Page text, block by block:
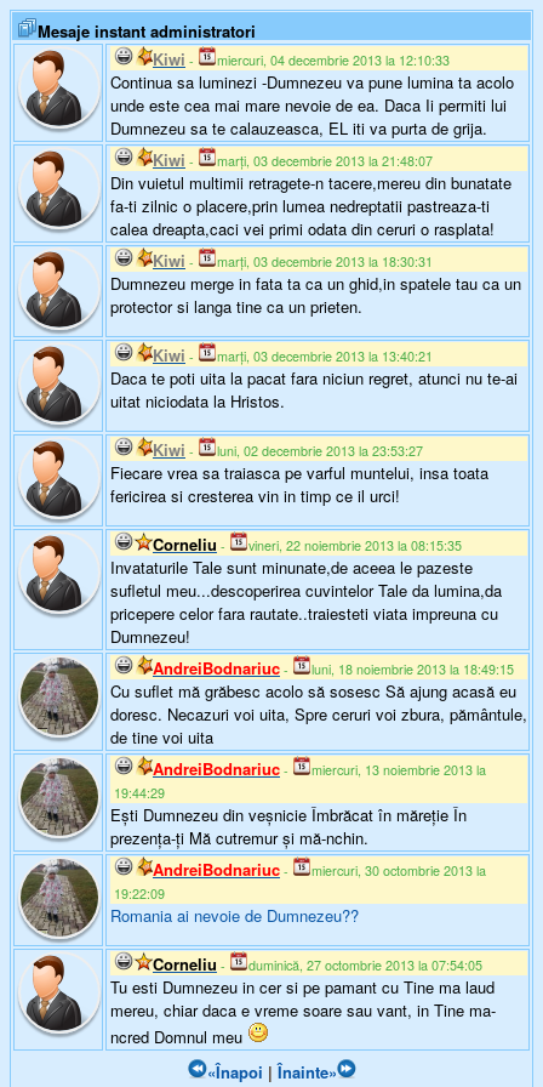
Mesaje instant administratori
Kiwi - miercuri, 04 decembrie 2013 la 12:10:33
Continua sa luminezi -Dumnezeu va pune lumina ta acolo
unde este cea mai mare nevoie de ea. Daca Ii permiti lui
Dumnezeu sa te calauzeasca, EL iti va purta de grija.
Kiwi - marți, 03 decembrie 2013 la 21:48:07
Din vuietul multimii retragete-n tacere,mereu din bunatate
fa-ti zilnic o placere,prin lumea nedreptatii pastreaza-ti
calea dreapta,caci vei primi odata din ceruri o rasplata!
Kiwi - marți, 03 decembrie 2013 la 18:30:31
Dumnezeu merge in fata ta ca un ghid,in spatele tau ca un
protector si langa tine ca un prieten.
Kiwi - marți, 03 decembrie 2013 la 13:40:21
Daca te poti uita la pacat fara niciun regret, atunci nu te-ai
uitat niciodata la Hristos.
Kiwi - luni, 02 decembrie 2013 la 23:53:27
Fiecare vrea sa traiasca pe varful muntelui, insa toata
fericirea si cresterea vin in timp ce il urci!
Corneliu - vineri, 22 noiembrie 2013 la 08:15:35
Invataturile Tale sunt minunate,de aceea le pazeste
sufletul meu...descoperirea cuvintelor Tale da lumina,da
pricepere celor fara rautate..traiesteti viata impreuna cu
Dumnezeu!
AndreiBodnariuc - luni, 18 noiembrie 2013 la 18:49:15
Cu suflet mă grăbesc acolo să sosesc Să ajung acasă eu
doresc. Necazuri voi uita, Spre ceruri voi zbura, pământule,
de tine voi uita
AndreiBodnariuc -
miercuri, 13 noiembrie 2013 la
19:44:29
Eşti Dumnezeu din veşnicie Îmbrăcat în măreţie În
prezenţa-ţi Mă cutremur şi mă-nchin.
AndreiBodnariuc -
miercuri, 30 octombrie 2013 la
19:22:09
Romania ai nevoie de Dumnezeu??
Corneliu - duminică, 27 octombrie 2013 la 07:54:05
Tu esti Dumnezeu in cer si pe pamant cu Tine ma laud
mereu, chiar daca e vreme soare sau vant, in Tine ma-
ncred Domnul meu
«Înapoi |Înainte»